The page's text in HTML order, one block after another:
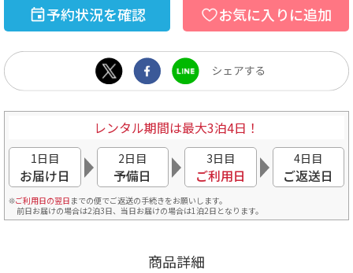
予約状況を確認 お気に入りに追加
レンタル期間は最大3泊4日！
1日目
お届け日
2日目
予備日
3日目
ご利用日
4日目
ご返送日
ご利用日の翌日 までの便でご返送の手続きをお願いします。
前日お届けの場合は2泊3日、当日お届けの場合は1泊2日となります。
商品詳細